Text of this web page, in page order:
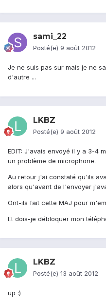
sami_22
Posté(e) 9 août 2012
Je ne suis pas sur mais je ne
d'autre ...
LKBZ
Posté(e) 9 août 2012
EDIT: J'avais envoyé il y a 3-4
un problème de microphone.
Au retour j'ai constaté qu'ils
alors qu'avant de l'envoyer
Ont-ils fait cette MAJ pour
Et dois-je débloquer mon
LKBZ
Posté(e) 13 août 2012
up :)